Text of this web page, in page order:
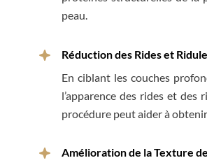
peau.
Réduction des Rides et
En ciblant les couches
l’apparence des rides et
procédure peut aider à
Amélioration de la Texture